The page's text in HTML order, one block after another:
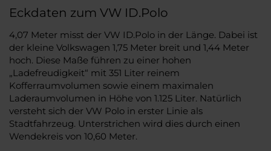
Eckdaten zum VW ID.Polo
4,07 Meter misst der VW ID.Polo in der Länge. Dabei ist
der kleine Volkswagen 1,75 Meter breit und 1,44 Meter
hoch. Diese Maße führen zu einer hohen
„Ladefreudigkeit“ mit 351 Liter reinem
Kofferraumvolumen sowie einem maximalen
Laderaumvolumen in Höhe von 1.125 Liter. Natürlich
versteht sich der VW Polo in erster Linie als
Stadtfahrzeug. Unterstrichen wird dies durch einen
Wendekreis von 10,60 Meter.